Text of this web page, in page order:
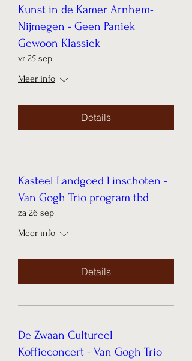
Kunst in de Kamer Arnhem-
Nijmegen - Geen Paniek
Gewoon Klassiek
vr 25 sep
Meer info
Details
Kasteel Landgoed Linschoten -
Van Gogh Trio program tbd
za 26 sep
Meer info
Details
De Zwaan Cultureel
Koffieconcert - Van Gogh Trio